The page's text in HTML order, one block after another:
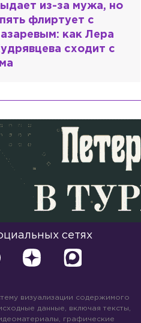
Каттани и
к русской душе:
исповедь
Плачидо
сетях
визуализации содержимого
данные, включая тексты,
графические